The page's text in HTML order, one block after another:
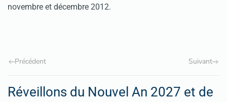
novembre et décembre 2012.
Précédent Suivant
Réveillons du Nouvel An 2027 et de